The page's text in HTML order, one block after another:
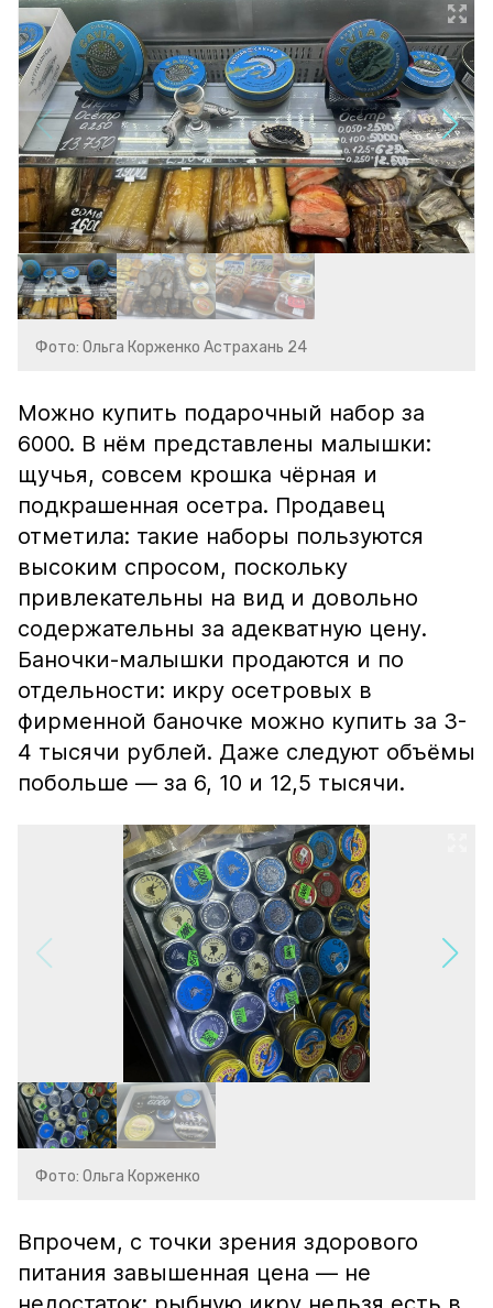
Фото: Ольга Корженко Астрахань 24
Можно купить подарочный набор за
6000. В нём представлены малышки:
щучья, совсем крошка чёрная и
подкрашенная осетра. Продавец
отметила: такие наборы пользуются
высоким спросом, поскольку
привлекательны на вид и довольно
содержательны за адекватную цену.
Баночки-малышки продаются и по
отдельности: икру осетровых в
фирменной баночке можно купить за 3-
4 тысячи рублей. Даже следуют объёмы
побольше — за 6, 10 и 12,5 тысячи.
Фото: Ольга Корженко
Впрочем, с точки зрения здорового
питания завышенная цена — не